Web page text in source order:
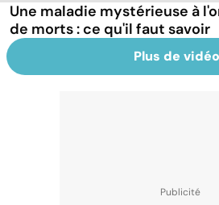
Une maladie mystérieuse à
de morts : ce qu'il faut savoir
Plus de